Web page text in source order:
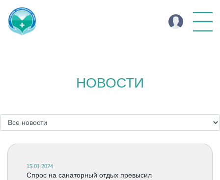
НОВОСТИ
15.01.2024
Спрос на санаторный отдых превысил